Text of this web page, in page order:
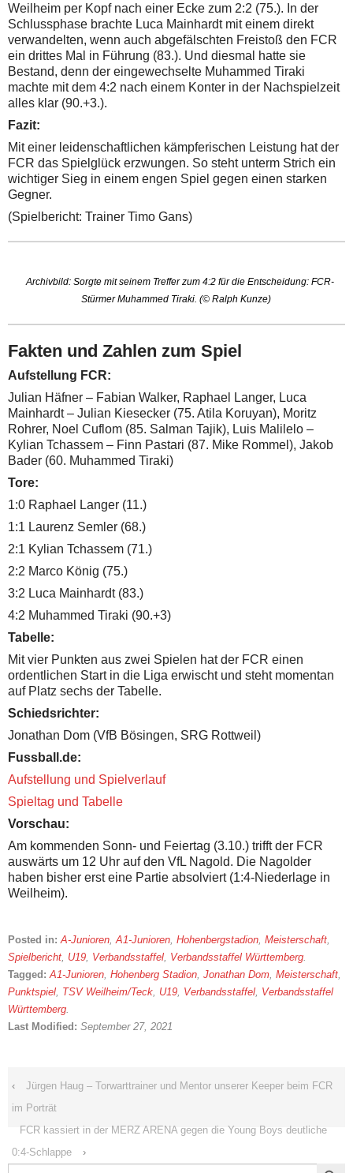
Weilheim per Kopf nach einer Ecke zum 2:2 (75.). In der
Schlussphase brachte Luca Mainhardt mit einem direkt
verwandelten, wenn auch abgefälschten Freistoß den FCR
ein drittes Mal in Führung (83.). Und diesmal hatte sie
Bestand, denn der eingewechselte Muhammed Tiraki
machte mit dem 4:2 nach einem Konter in der Nachspielzeit
alles klar (90.+3.).
Fazit:
Mit einer leidenschaftlichen kämpferischen Leistung hat der
FCR das Spielglück erzwungen. So steht unterm Strich ein
wichtiger Sieg in einem engen Spiel gegen einen starken
Gegner.
(Spielbericht: Trainer Timo Gans)
Archivbild: Sorgte mit seinem Treffer zum 4:2 für die Entscheidung: FCR-
Stürmer Muhammed Tiraki. (© Ralph Kunze)
Fakten und Zahlen zum Spiel
Aufstellung FCR:
Julian Häfner – Fabian Walker, Raphael Langer, Luca
Mainhardt – Julian Kiesecker (75. Atila Koruyan), Moritz
Rohrer, Noel Cuflom (85. Salman Tajik), Luis Malilelo –
Kylian Tchassem – Finn Pastari (87. Mike Rommel), Jakob
Bader (60. Muhammed Tiraki)
Tore:
1:0 Raphael Langer (11.)
1:1 Laurenz Semler (68.)
2:1 Kylian Tchassem (71.)
2:2 Marco König (75.)
3:2 Luca Mainhardt (83.)
4:2 Muhammed Tiraki (90.+3)
Tabelle:
Mit vier Punkten aus zwei Spielen hat der FCR einen
ordentlichen Start in die Liga erwischt und steht momentan
auf Platz sechs der Tabelle.
Schiedsrichter:
Jonathan Dom (VfB Bösingen, SRG Rottweil)
Fussball.de:
Aufstellung und Spielverlauf
Spieltag und Tabelle
Vorschau:
Am kommenden Sonn- und Feiertag (3.10.) trifft der FCR
auswärts um 12 Uhr auf den VfL Nagold. Die Nagolder
haben bisher erst eine Partie absolviert (1:4-Niederlage in
Weilheim).
Posted in: A-Junioren A1-Junioren Hohenbergstadion Meisterschaft
Spielbericht
U19 Verbandsstaffel Verbandsstaffel Württemberg
Tagged: A1-Junioren Hohenberg Stadion Jonathan Dom Meisterschaft
Punktspiel
TSV Weilheim/Teck U19 Verbandsstaffel
Verbandsstaffel
Württemberg
Last Modified: September 27, 2021
‹
Jürgen Haug – Torwarttrainer und Mentor unserer Keeper beim FCR
im Porträt
FCR kassiert in der MERZ ARENA gegen die Young Boys deutliche
0:4-Schlappe
›
Search
Search Button